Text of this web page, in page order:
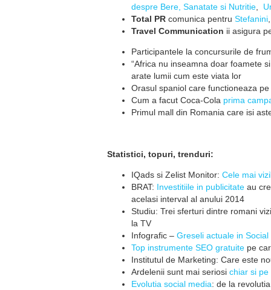
despre Bere, Sanatate si Nutritie
Total PR comunica pentru Stefanini
Travel Communication ii asigura
Participantele la concursurile de
“Africa nu inseamna doar foamete
arate lumii cum este viata lor
Orasul spaniol care functioneaza pe
Cum a facut Coca-Cola prima
Primul mall din Romania care isi
Statistici, topuri, trenduri:
IQads si Zelist Monitor: Cele mai
BRAT: Investitiile in publicitate au
acelasi interval al anului 2014
Studiu: Trei sferturi dintre romani
la TV
Infografic – Greseli actuale in Social
Top instrumente SEO gratuite pe
Institutul de Marketing: Care este
Ardelenii sunt mai seriosi chiar si
Evolutia social media: de la